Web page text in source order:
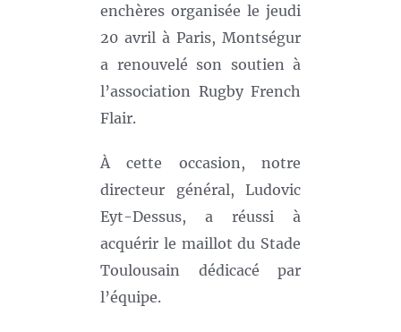
enchères organisée le jeudi
20 avril à Paris, Montségur
a renouvelé son soutien à
l’association Rugby French
Flair.
À cette occasion, notre
directeur général, Ludovic
Eyt-Dessus, a réussi à
acquérir le maillot du Stade
Toulousain dédicacé par
l’équipe.